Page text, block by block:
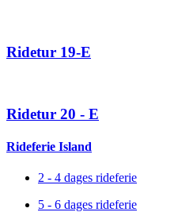
Ridetur 19-E
Ridetur 20 - E
Rideferie Island
2 - 4 dages rideferie
5 - 6 dages rideferie